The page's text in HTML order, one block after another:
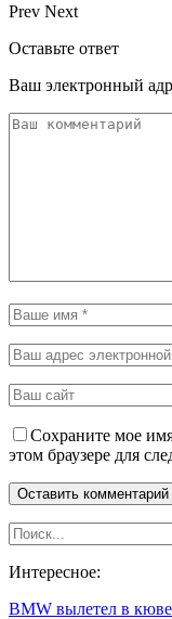
Prev Next
Оставьте ответ
Ваш электронный
Сохраните мое
этом браузере для
Интересное:
BMW вылетел в